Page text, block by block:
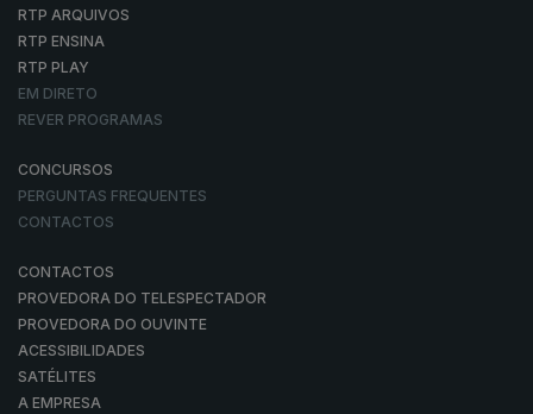
RTP ARQUIVOS
RTP ENSINA
RTP PLAY
EM DIRETO
REVER PROGRAMAS
CONCURSOS
PERGUNTAS FREQUENTES
CONTACTOS
CONTACTOS
PROVEDORA DO TELESPECTADOR
PROVEDORA DO OUVINTE
ACESSIBILIDADES
SATÉLITES
A EMPRESA